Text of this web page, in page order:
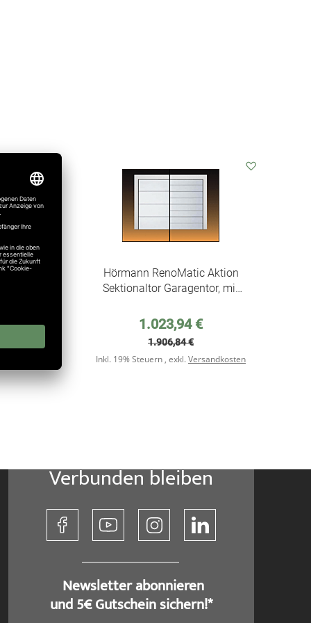
Hörmann RenoMatic Aktion
Sektionaltor Garagentor, mit
Sonderpreis
1.023,94 €
1.906,84 €
Inkl. 19% Steuern , exkl.Versandkosten
Verbunden bleiben
​ Newsletter abonnieren
und 5€ Gutschein sichern!*